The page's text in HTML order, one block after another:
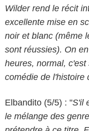
Wilder rend le récit
excellente mise en
noir et blanc (même
sont réussies). On
heures, normal,
comédie de l'histoire
Elbandito (5/5) : "S'il
le mélange des